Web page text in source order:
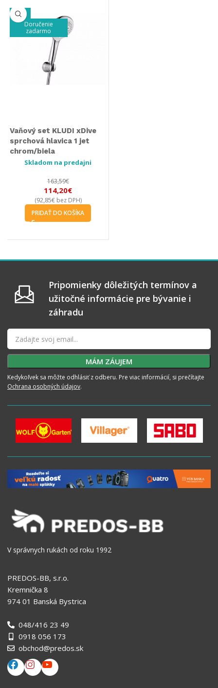
-30%
Doručenie
zadarmo
Vaňový set KLUDI xDive
sprchová hlavica 1 jet
chrom/biela
Skladom na predajni
163,59€
114,20€
(92,85€bez DPH)
PRIDAŤ DO KOŠÍKA
Pripomienky dôležitých termínov a
užitočné informácie pre bývanie i
záhradu
Kedykoľvek sa môžte odhlásiť z odberu. Pre viac informácií, si prečítajte
Ochrana osobných údajov.
V správnych rukách od roku 1992
PREDOS-BB, s.r.o.
Kremnička 8
974 01 Banská Bystrica
048/416 23 49
0918 056 173
obchod@predos.sk